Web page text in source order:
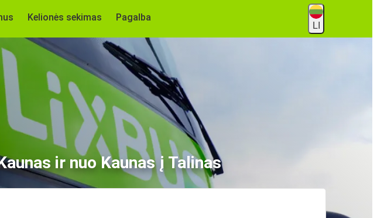
Kelionės sekimas Pagalba
LI
ir nuo Kaunas į Talinas